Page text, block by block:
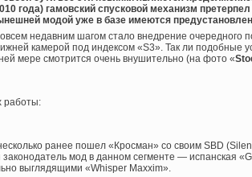
года) гамовский спусковой механизм
модой уже в базе имеются
недавним шагом стало внедрение очередного
камерой под индексом «S3». Так ли
мере смотрится очень внушительно (на фото «
работы:
ранее пошел «Кросман» со своим SBD
мод в данном сегменте — испанская
выглядящими «Whisper Maxxim».